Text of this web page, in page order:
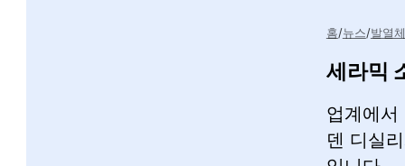
홈 뉴스 발열
세라믹
업계에
덴 디실